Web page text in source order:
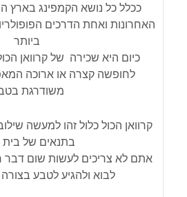
ככלל כל נושא הקמפינג בארץ
האחרונות ואחת הדרכים
ביותר
כיום היא שכירה של קרוואן
לחופשה קצרה או ארוכה
משודרגת
קרוואן הכול כלול זהו למעשה
בתנאים של בית
אתם לא צריכים לעשות שום דבר
לבוא ולהגיע לטבע